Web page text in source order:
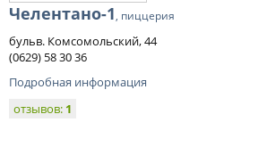
Челентано-1, пиццерия
бульв. Комсомольский, 44
(0629) 58 30 36
Подробная информация
отзывов: 1